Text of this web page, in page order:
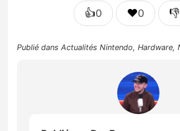
👍0 ❤️0 👎
Publié dansActualités Nintendo,Hardware,